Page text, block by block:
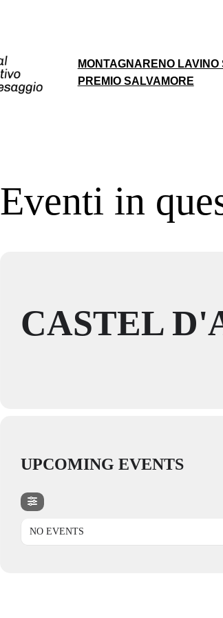
MONTAGNA RENO LAVINO
PREMIO SALVAMORE
Eventi in
CASTEL
UPCOMING EVENTS
NO EVENTS